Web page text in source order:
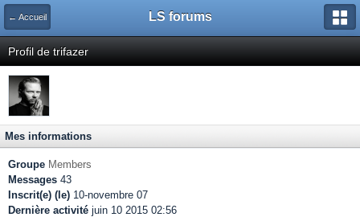
← Accueil LS forums
Profil de trifazer
Mes informations
Groupe Members
Messages 43
Inscrit(e) (le) 10-novembre 07
Dernière activité juin 10 2015 02:56